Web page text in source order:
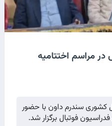
مراسم اختتامیه
کشوری سندرم داون با حضور
فوتبال برگزار شد.